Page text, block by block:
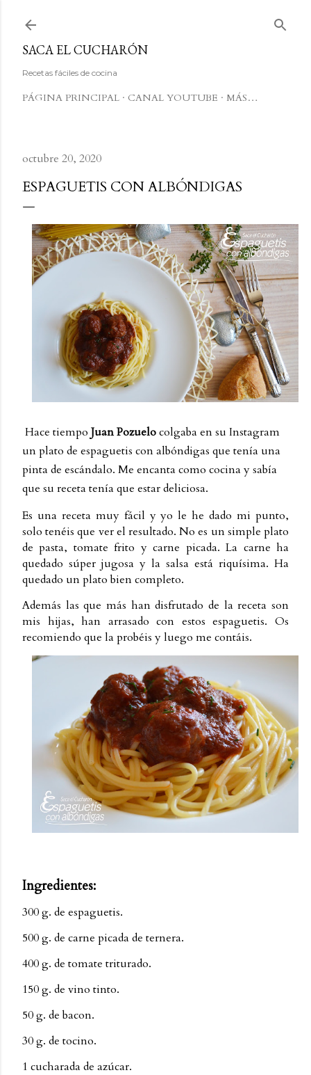
SACA EL CUCHARÓN
Recetas fáciles de cocina
PÁGINA PRINCIPAL CANAL YOUTUBE MÁS…
octubre 20, 2020
ESPAGUETIS CON ALBÓNDIGAS
Hace tiempo Juan Pozuelocolgaba en su Instagram
un plato de espaguetis con albóndigas que tenía una
pinta de escándalo. Me encanta como cocina y sabía
que su receta tenía que estar deliciosa.
Es una receta muy fácil y yo le he dado mi punto,
solo tenéis que ver el resultado. No es un simple plato
de pasta, tomate frito y carne picada. La carne ha
quedado súper jugosa y la salsa está riquísima. Ha
quedado un plato bien completo.
Además las que más han disfrutado de la receta son
mis hijas, han arrasado con estos espaguetis. Os
recomiendo que la probéis y luego me contáis.
Ingredientes:
300 g. de espaguetis.
500 g. de carne picada de ternera.
400 g. de tomate triturado.
150 g. de vino tinto.
50 g. de bacon.
30 g. de tocino.
1 cucharada de azúcar.